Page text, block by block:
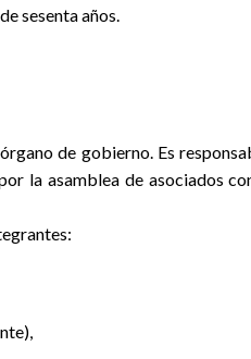
sesenta años.
de gobierno. Es
la asamblea de asociados